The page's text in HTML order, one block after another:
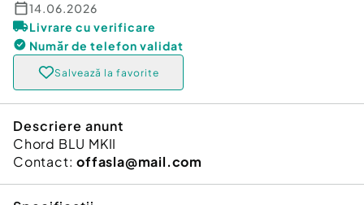
14.06.2026
Livrare cu verificare
Număr de telefon validat
Salvează la favorite
Descriere anunt
Chord BLU MKII
Contact:offasla@mail.com